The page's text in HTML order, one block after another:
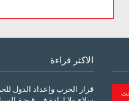
الاكثر قراءة
قرار الحرب وإعداد الدول